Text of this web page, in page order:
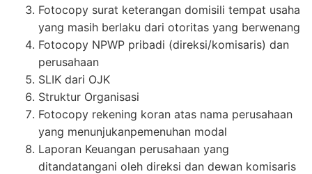
Fotocopy surat keterangan domisili tempat usaha
yang masih berlaku dari otoritas yang berwenang
Fotocopy NPWP pribadi (direksi/komisaris) dan
perusahaan
SLIK dari OJK
Struktur Organisasi
Fotocopy rekening koran atas nama perusahaan
yang menunjukanpemenuhan modal
Laporan Keuangan perusahaan yang
ditandatangani oleh direksi dan dewan komisaris